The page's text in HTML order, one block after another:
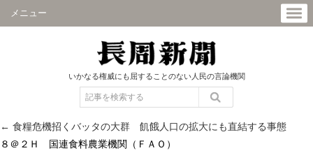
メニュー
いかなる権威にも屈することのない人民の言論機関
← 食糧危機招くバッタの大群 飢餓人口の拡大にも直結する事態
８＠２Ｈ 国連食料農業機関（ＦＡＯ）